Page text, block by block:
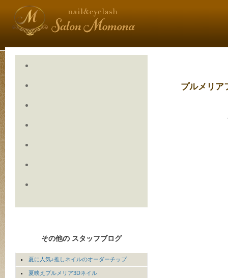
プルメリ
その他の スタッフブログ
夏に人気♪推しネイルのオーダーチップ
夏映えプルメリア3Dネイル